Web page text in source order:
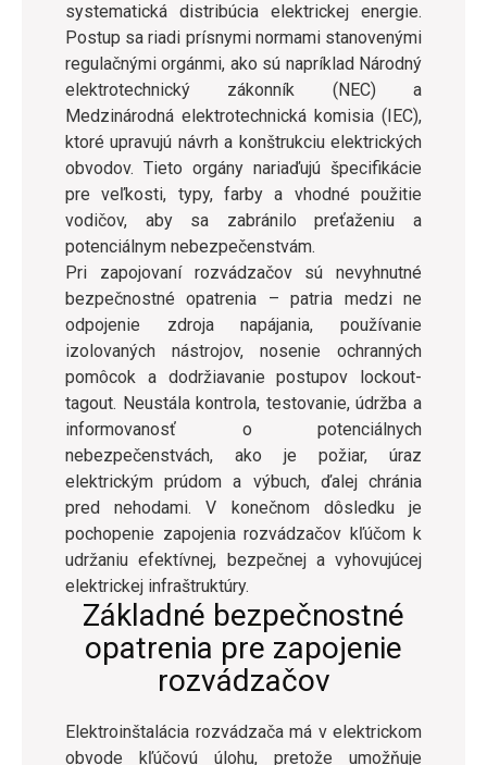
systematická distribúcia elektrickej energie.
Postup sa riadi prísnymi normami stanovenými
regulačnými orgánmi, ako sú napríklad Národný
elektrotechnický zákonník (NEC) a
Medzinárodná elektrotechnická komisia (IEC),
ktoré upravujú návrh a konštrukciu elektrických
obvodov. Tieto orgány nariaďujú špecifikácie
pre veľkosti, typy, farby a vhodné použitie
vodičov, aby sa zabránilo preťaženiu a
potenciálnym nebezpečenstvám.
Pri zapojovaní rozvádzačov sú nevyhnutné
bezpečnostné opatrenia – patria medzi ne
odpojenie zdroja napájania, používanie
izolovaných nástrojov, nosenie ochranných
pomôcok a dodržiavanie postupov lockout-
tagout. Neustála kontrola, testovanie, údržba a
informovanosť o potenciálnych
nebezpečenstvách, ako je požiar, úraz
elektrickým prúdom a výbuch, ďalej chránia
pred nehodami. V konečnom dôsledku je
pochopenie zapojenia rozvádzačov kľúčom k
udržaniu efektívnej, bezpečnej a vyhovujúcej
elektrickej infraštruktúry.
Základné bezpečnostné
opatrenia pre zapojenie
rozvádzačov
Elektroinštalácia rozvádzača má v elektrickom
obvode kľúčovú úlohu, pretože umožňuje